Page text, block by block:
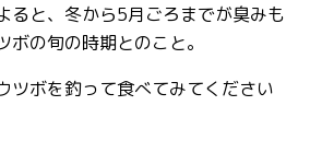
ると、冬から5月ごろまでが臭みも
ボの旬の時期とのこと。
ツボを釣って食べてみてください